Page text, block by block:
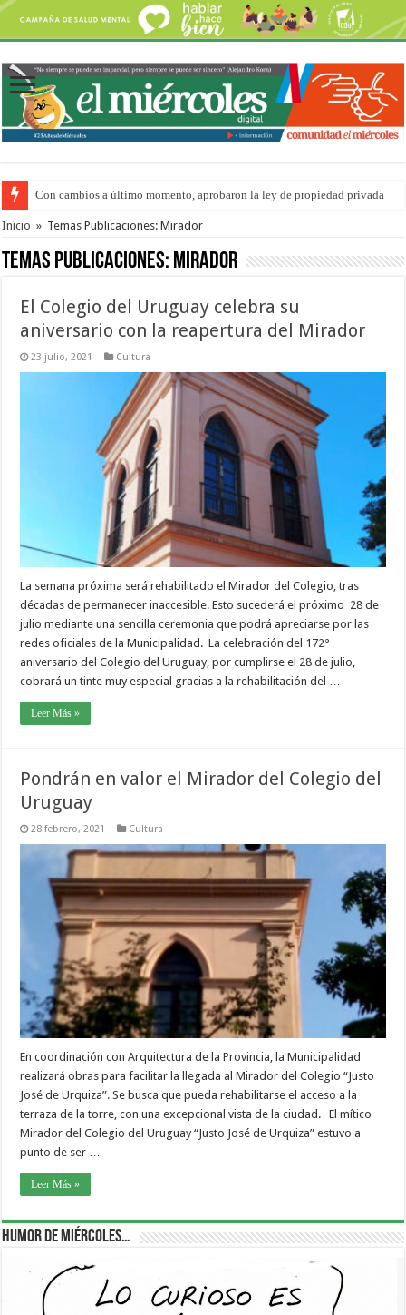
Con cambios a último momento, aprobaron la ley de propiedad privada
Del viernes 7 al domingo 9 de agosto: la agenda ¿A dónde ir? para este
Inicio » Temas Publicaciones: Mirador
Temas Publicaciones: Mirador
El Colegio del Uruguay celebra su
aniversario con la reapertura del Mirador
23 julio, 2021 Cultura
La semana próxima será rehabilitado el Mirador del Colegio, tras
décadas de permanecer inaccesible. Esto sucederá el próximo 28 de
julio mediante una sencilla ceremonia que podrá apreciarse por las
redes oficiales de la Municipalidad. La celebración del 172°
aniversario del Colegio del Uruguay, por cumplirse el 28 de julio,
cobrará un tinte muy especial gracias a la rehabilitación del …
Leer Más »
Pondrán en valor el Mirador del Colegio del
Uruguay
28 febrero, 2021 Cultura
En coordinación con Arquitectura de la Provincia, la Municipalidad
realizará obras para facilitar la llegada al Mirador del Colegio “Justo
José de Urquiza”. Se busca que pueda rehabilitarse el acceso a la
terraza de la torre, con una excepcional vista de la ciudad. El mítico
Mirador del Colegio del Uruguay “Justo José de Urquiza” estuvo a
punto de ser …
Leer Más »
Humor de Miércoles…